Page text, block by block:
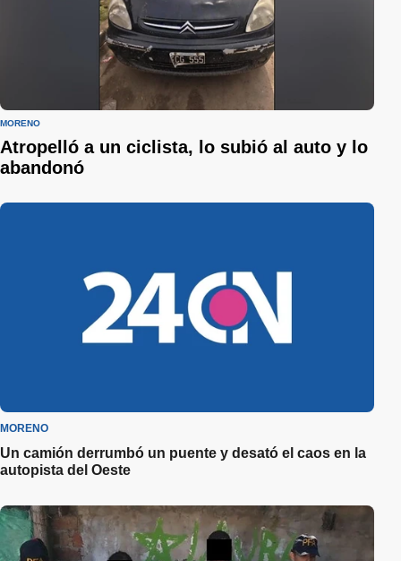
MORENO
Atropelló a un ciclista, lo subió al auto y lo
abandonó
MORENO
Un camión derrumbó un puente y desató el caos en la
autopista del Oeste